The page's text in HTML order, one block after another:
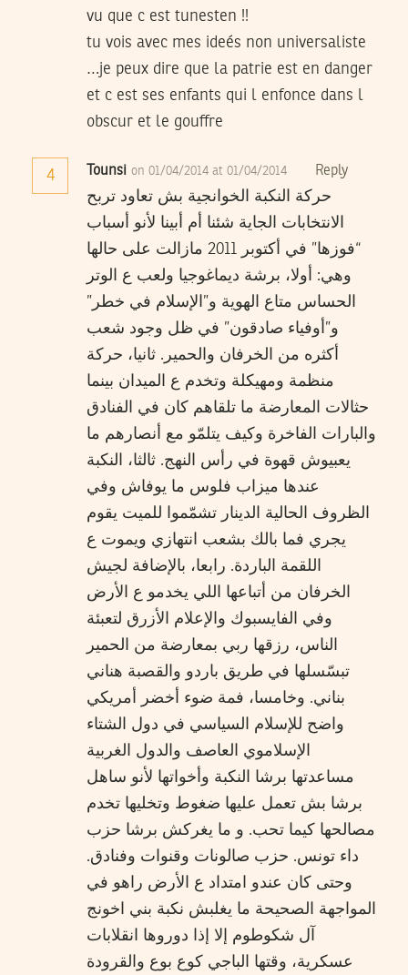
vu que c est tunesten !!
tu vois avec mes ideés non universaliste
…je peux dire que la patrie est en danger
et c est ses enfants qui l enfonce dans l
obscur et le gouffre
4 Tounsi on 01/04/2014 at 01/04/2014 Reply
حركة النكبة الخوانجية بش تعاود تربح
الانتخابات الجاية شئنا أم أبينا لأنو أسباب
“فوزها” في أكتوبر 2011 مازالت على حالها
وهي: أولا، برشة ديماغوجيا ولعب ع الوتر
الحساس متاع الهوية و”الإسلام في خطر”
و”أوفياء صادقون” في ظل وجود شعب
أكثره من الخرفان والحمير. ثانيا، حركة
منظمة ومهيكلة وتخدم ع الميدان بينما
حثالات المعارضة ما تلقاهم كان في الفنادق
والبارات الفاخرة وكيف يتلمّو مع أنصارهم ما
يعبيوش قهوة في رأس النهج. ثالثا، النكبة
عندها ميزاب فلوس ما يوفاش وفي
الظروف الحالية الدينار تشمّموا للميت يقوم
يجري فما بالك بشعب انتهازي ويموت ع
اللقمة الباردة. رابعا، بالإضافة لجيش
الخرفان من أتباعها اللي يخدمو ع الأرض
وفي الفايسبوك والإعلام الأزرق لتعبئة
الناس، رزقها ربي بمعارضة من الحمير
تبسّسلها في طريق باردو والقصبة هناني
بناني. وخامسا، فمة ضوء أخضر أمريكي
واضح للإسلام السياسي في دول الشتاء
الإسلاموي العاصف والدول الغربية
مساعدتها برشا النكبة وأخواتها لأنو ساهل
برشا بش تعمل عليها ضغوط وتخليها تخدم
مصالحها كيما تحب. و ما يغركش برشا حزب
داء تونس. حزب صالونات وقنوات وفنادق.
وحتى كان عندو امتداد ع الأرض راهو في
المواجهة الصحيحة ما يغلبش نكبة بني اخونج
آل شكوطوم إلا إذا دوروها انقلابات
عسكرية، وقتها الباجي كوع بوع والقرودة